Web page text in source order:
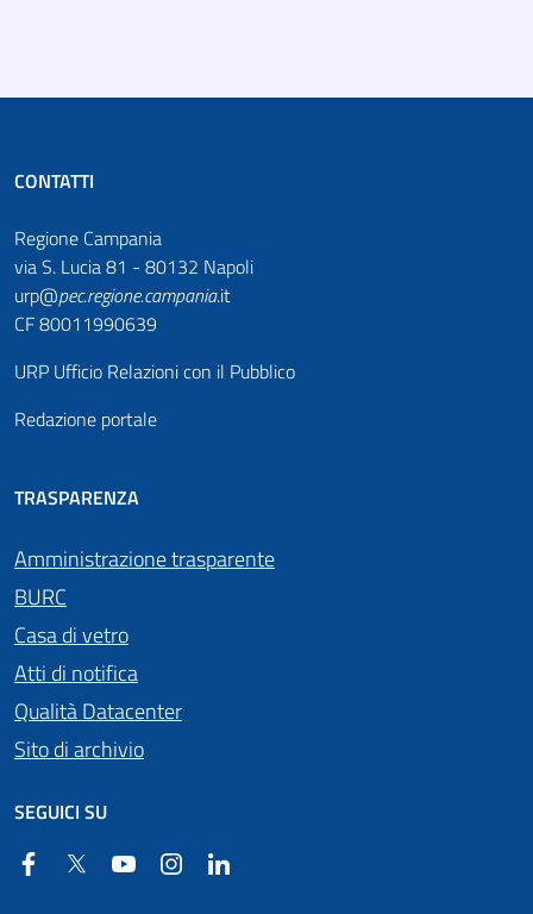
CONTATTI
Regione Campania
via S. Lucia 81 - 80132 Napoli
urp@pec.regione.campania.it
CF 80011990639
URP Ufficio Relazioni con il Pubblico
Redazione portale
TRASPARENZA
Amministrazione trasparente
BURC
Casa di vetro
Atti di notifica
Qualità Datacenter
Sito di archivio
SEGUICI SU
FacebookTwitter YouTube Instagram